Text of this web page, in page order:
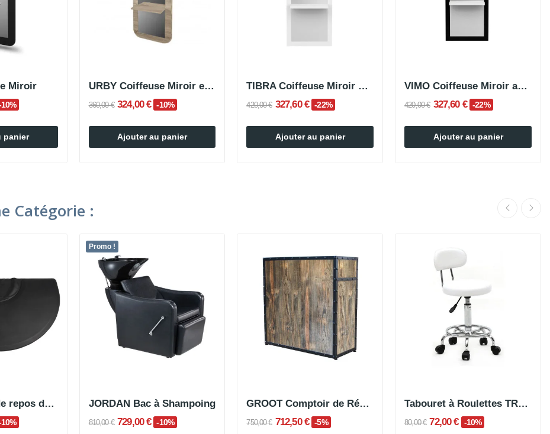
Miroir
panier
URBY Coiffeuse Miroir en bois
360,00 € 324,00 € -10%
Ajouter au panier
TIBRA Coiffeuse Miroir avec plateau
420,00 € 327,60 € -22%
Ajouter au panier
VIMO Coiffeuse Miroir avec plateau
420,00 € 327,60 € -22%
Ajouter au panier
Catégorie :
MATTY Tapis de repos demi-circulaire
Promo !
JORDAN Bac à Shampoing
810,00 € 729,00 € -10%
GROOT Comptoir de Réception Boisé
750,00 € 712,50 € -5%
Tabouret à Roulettes TREND
80,00 € 72,00 € -10%